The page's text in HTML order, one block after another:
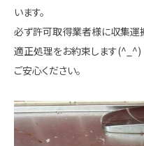
います。
必ず許可取得業者様に収集運
適正処理をお約束します(^_^)
ご安心ください。